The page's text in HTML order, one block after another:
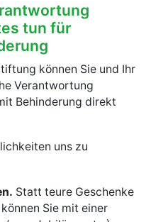
tun für
können Sie und Ihr
Verantwortung
Behinderung direkt
uns zu
Statt teure Geschenke
Sie mit einer